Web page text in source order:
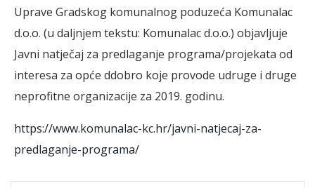
Uprave Gradskog komunalnog poduzeća Komunalac
d.o.o. (u daljnjem tekstu: Komunalac d.o.o.) objavljuje
Javni natječaj za predlaganje programa/projekata od
interesa za opće ddobro koje provode udruge i druge
neprofitne organizacije za 2019. godinu.
https://www.komunalac-kc.hr/javni-natjecaj-za-
predlaganje-programa/